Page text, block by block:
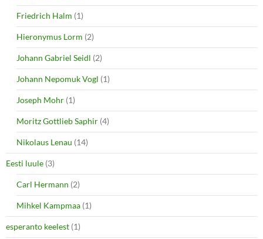
Friedrich Halm (1)
Hieronymus Lorm (2)
Johann Gabriel Seidl (2)
Johann Nepomuk Vogl (1)
Joseph Mohr (1)
Moritz Gottlieb Saphir (4)
Nikolaus Lenau (14)
Eesti luule (3)
Carl Hermann (2)
Mihkel Kampmaa (1)
esperanto keelest (1)